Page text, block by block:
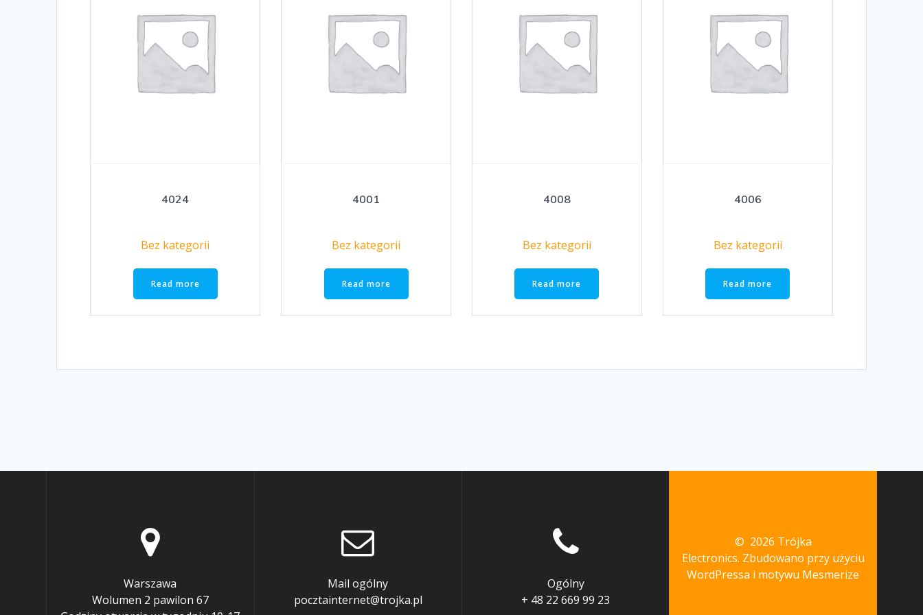
4024
Bez kategorii
Read more
4001
Bez kategorii
Read more
4008
Bez kategorii
Read more
4006
Bez kategorii
Read more
Warszawa
Wolumen 2 pawilon 67
Mail ogólny
pocztainternet@trojka.pl
Ogólny
+ 48 22 669 99 23
© 2026 Trójka
Electronics. Zbudowano przy użyciu
WordPressa i motywu Mesmerize